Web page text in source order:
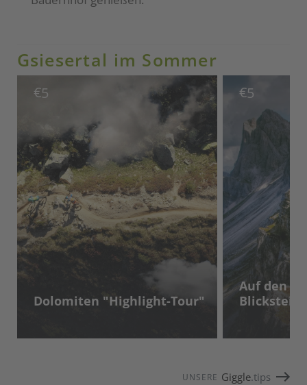
Gsiesertal im Sommer
€5
Dolomiten "Highlight-Tour"
€5
Auf den
Blicksteig
UNSERE Giggle.tips